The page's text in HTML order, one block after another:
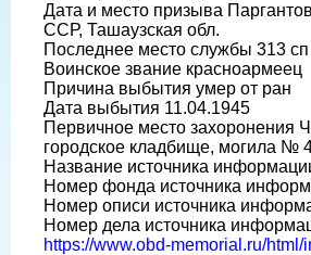
Дата и место призыва
ССР, Ташаузская обл.
Последнее место службы 313 сп
Воинское звание красноармеец
Причина выбытия умер от ран
Дата выбытия 11.04.1945
Первичное место захоронения
городское кладбище, могила №
Название источника
Номер фонда источника
Номер описи источника
Номер дела источника
https://www.obd-memorial.ru/